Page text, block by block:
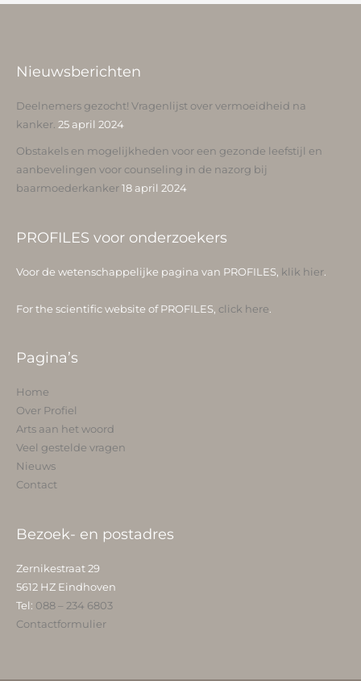
Nieuwsberichten
Deelnemers gezocht! Vragenlijst over vermoeidheid na
kanker. 25 april 2024
Obstakels en mogelijkheden voor een gezonde leefstijl en
aanbevelingen voor counseling in de nazorg bij
baarmoederkanker 18 april 2024
PROFILES voor onderzoekers
Voor de wetenschappelijke pagina van PROFILES, klik hier.
For the scientific website of PROFILES, click here
Pagina’s
Home
Over Profiel
Arts aan het woord
Veel gestelde vragen
Nieuws
Contact
Bezoek- en postadres
Zernikestraat 29
5612 HZ Eindhoven
Tel: 088 – 234 6803
Contactformulier